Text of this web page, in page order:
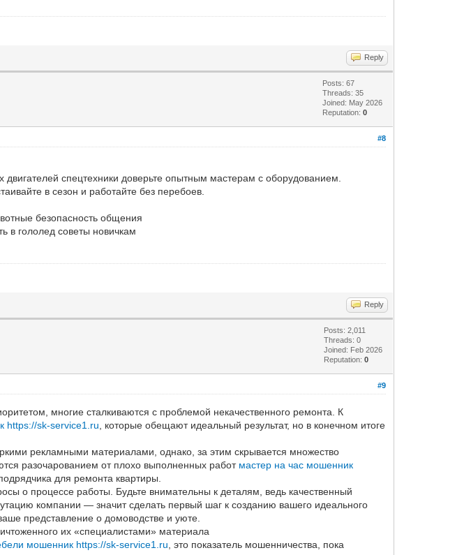
Reply
Posts: 67
Threads: 35
Joined: May 2026
Reputation:0
#8
спецтехники доверьте опытным мастерам с оборудованием.
в сезон и работайте без перебоев.
безопасность общения
в гололед советы новичкам
Reply
Posts: 2,011
Threads: 0
Joined: Feb 2026
Reputation:0
#9
многие сталкиваются с проблемой некачественного ремонта. К
https://sk-service1.ru , которые обещают идеальный результат, но в конечном итоге
рекламными материалами, однако, за этим скрывается множество
разочарованием от плохо выполненных работ мастер на час мошенник
для ремонта квартиры.
о процессе работы. Будьте внимательны к деталям, ведь качественный
компании — значит сделать первый шаг к созданию вашего идеального
представление о домоводстве и уюте.
их «специалистами» материала
мошенник https://sk-service1.ru , это показатель мошенничества, пока